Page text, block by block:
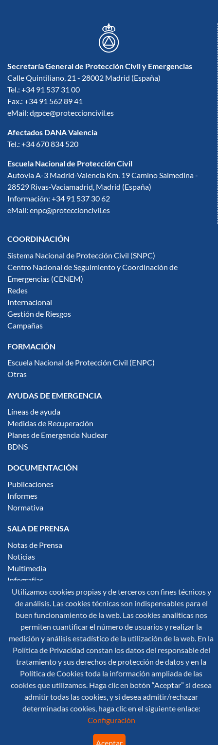
Secretaría General de Protección Civil y Emergencias
Calle Quintiliano, 21 - 28002 Madrid (España)
Tel.: +34 91 537 31 00
Fax.: +34 91 562 89 41
eMail: dgpce@proteccioncivil.es
Afectados DANA Valencia
Tel.: +34 670 834 520
Escuela Nacional de Protección Civil
Autovía A-3 Madrid-Valencia Km. 19 Camino Salmedina -
28529 Rivas-Vaciamadrid, Madrid (España)
Información: +34 91 537 30 62
eMail: enpc@proteccioncivil.es
COORDINACIÓN
Sistema Nacional de Protección Civil (SNPC)
Centro Nacional de Seguimiento y Coordinación de
Emergencias (CENEM)
Redes
Internacional
Gestión de Riesgos
Campañas
FORMACIÓN
Escuela Nacional de Protección Civil (ENPC)
Otras
AYUDAS DE EMERGENCIA
Líneas de ayuda
Medidas de Recuperación
Planes de Emergencia Nuclear
BDNS
DOCUMENTACIÓN
Publicaciones
Informes
Normativa
SALA DE PRENSA
Notas de Prensa
Noticias
Multimedia
Infografías
Síguenos en redes sociales:
© 2026 Secretaría General de Protección Civil y Emergencias
Mapa Web
Aviso Legal
Accesibilidad
Política de Cookies
Utilizamos cookies propias y de terceros con fines técnicos y
de análisis. Las cookies técnicas son indispensables para el
buen funcionamiento de la web. Las cookies analíticas nos
permiten cuantificar el número de usuarios y realizar la
medición y análisis estadístico de la utilización de la web. En la
Política de Privacidad constan los datos del responsable del
tratamiento y sus derechos de protección de datos y en la
Política de Cookies toda la información ampliada de las
cookies que utilizamos. Haga clic en botón “Aceptar” si desea
admitir todas las cookies, y si desea admitir/rechazar
determinadas cookies, haga clic en el siguiente enlace:
Configuración
Aceptar